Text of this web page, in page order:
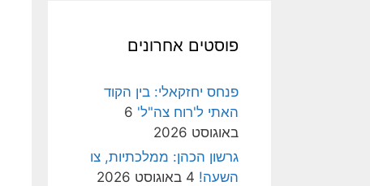
פוסטים אחרונים
פנחס יחזקאלי: בין הקוד
האתי ל'רוח צה"ל' 6
באוגוסט 2026
גרשון הכהן: ממלכתיות, צו
השעה! 4 באוגוסט 2026